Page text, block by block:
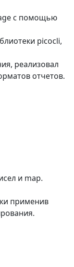
с помощью
picocli,
реализовал
отчетов.
и map.
применив